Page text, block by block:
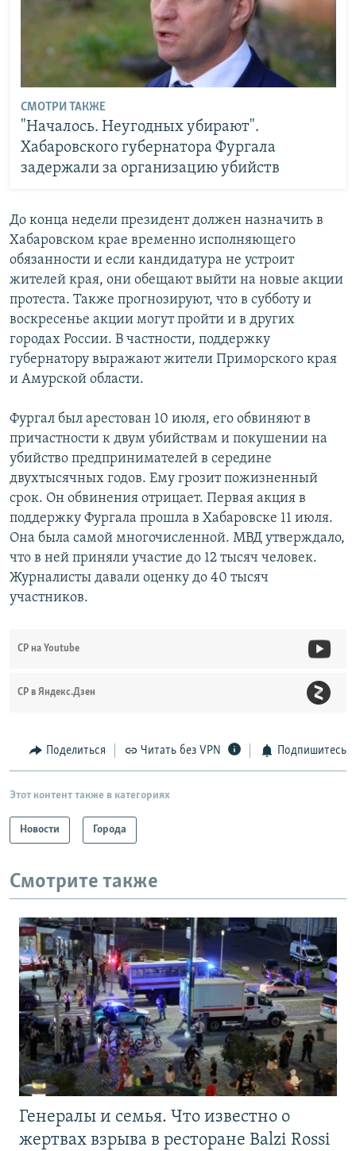
СМОТРИ ТАКЖЕ
"Началось. Неугодных убирают".
Хабаровского губернатора Фургала
задержали за организацию убийств
До конца недели президент должен назначить в
Хабаровском крае временно исполняющего
обязанности и если кандидатура не устроит
жителей края, они обещают выйти на новые акции
протеста. Также прогнозируют, что в субботу и
воскресенье акции могут пройти и в других
городах России. В частности, поддержку
губернатору выражают жители Приморского края
и Амурской области.
Фургал был арестован 10 июля, его обвиняют в
причастности к двум убийствам и покушении на
убийство предпринимателей в середине
двухтысячных годов. Ему грозит пожизненный
срок. Он обвинения отрицает. Первая акция в
поддержку Фургала прошла в Хабаровске 11 июля.
Она была самой многочисленной. МВД утверждало,
что в ней приняли участие до 12 тысяч человек.
Журналисты давали оценку до 40 тысяч
участников.
СР на Youtube
СР в Яндекс.Дзен
Поделиться Читать без VPN Подпишитесь
Этот контент также в категориях
Новости Города
Смотрите также
Генералы и семья. Что известно о
жертвах взрыва в ресторане Balzi Rossi